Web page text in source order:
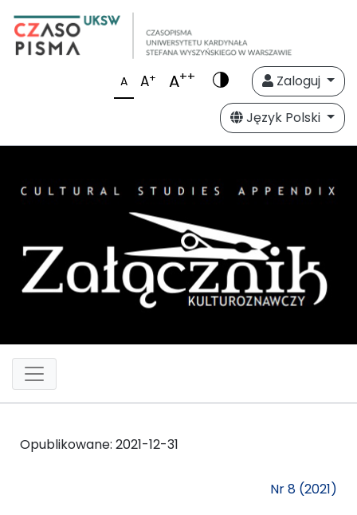
A A+ A++
Zaloguj
Język Polski
Opublikowane: 2021-12-31
Nr 8 (2021)